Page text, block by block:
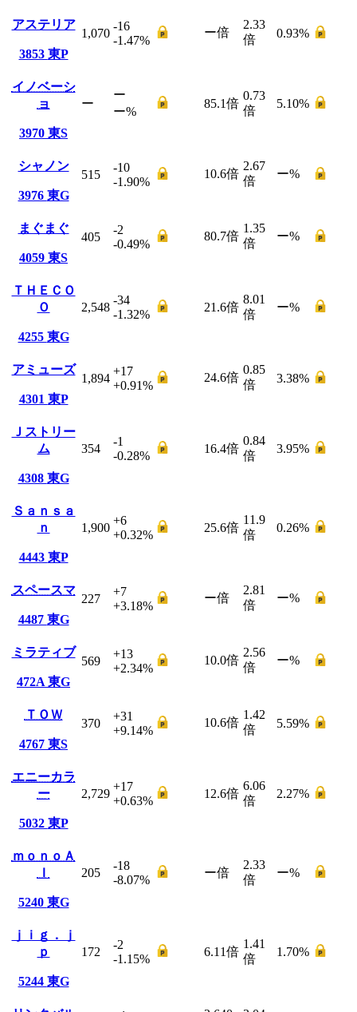
アステリア
3853 東P
1,070
-16
-1.47%
ー倍
2.33
倍
0.93%
イノベーシ
ョ
3970 東S
ー
ー
ー%
85.1倍
0.73
倍
5.10%
シャノン
3976 東G
515
-10
-1.90%
10.6倍
2.67
倍
ー%
まぐまぐ
4059 東S
405
-2
-0.49%
80.7倍
1.35
倍
ー%
ＴＨＥＣＯ
Ｏ
4255 東G
2,548
-34
-1.32%
21.6倍
8.01
倍
ー%
アミューズ
4301 東P
1,894
+17
+0.91%
24.6倍
0.85
倍
3.38%
Ｊストリー
ム
4308 東G
354
-1
-0.28%
16.4倍
0.84
倍
3.95%
Ｓａｎｓａ
ｎ
4443 東P
1,900
+6
+0.32%
25.6倍
11.9
倍
0.26%
スペースマ
4487 東G
227
+7
+3.18%
ー倍
2.81
倍
ー%
ミラティブ
472A 東G
569
+13
+2.34%
10.0倍
2.56
倍
ー%
ＴＯＷ
4767 東S
370
+31
+9.14%
10.6倍
1.42
倍
5.59%
エニーカラ
ー
5032 東P
2,729
+17
+0.63%
12.6倍
6.06
倍
2.27%
ｍｏｎｏＡ
Ｉ
5240 東G
205
-18
-8.07%
ー倍
2.33
倍
ー%
ｊｉｇ．ｊ
ｐ
5244 東G
172
-2
-1.15%
6.11倍
1.41
倍
1.70%